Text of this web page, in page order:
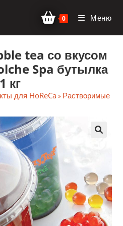
0 Меню
tea со вкусом
Spa бутылка
1 кг
для HoReCa» Растворимые